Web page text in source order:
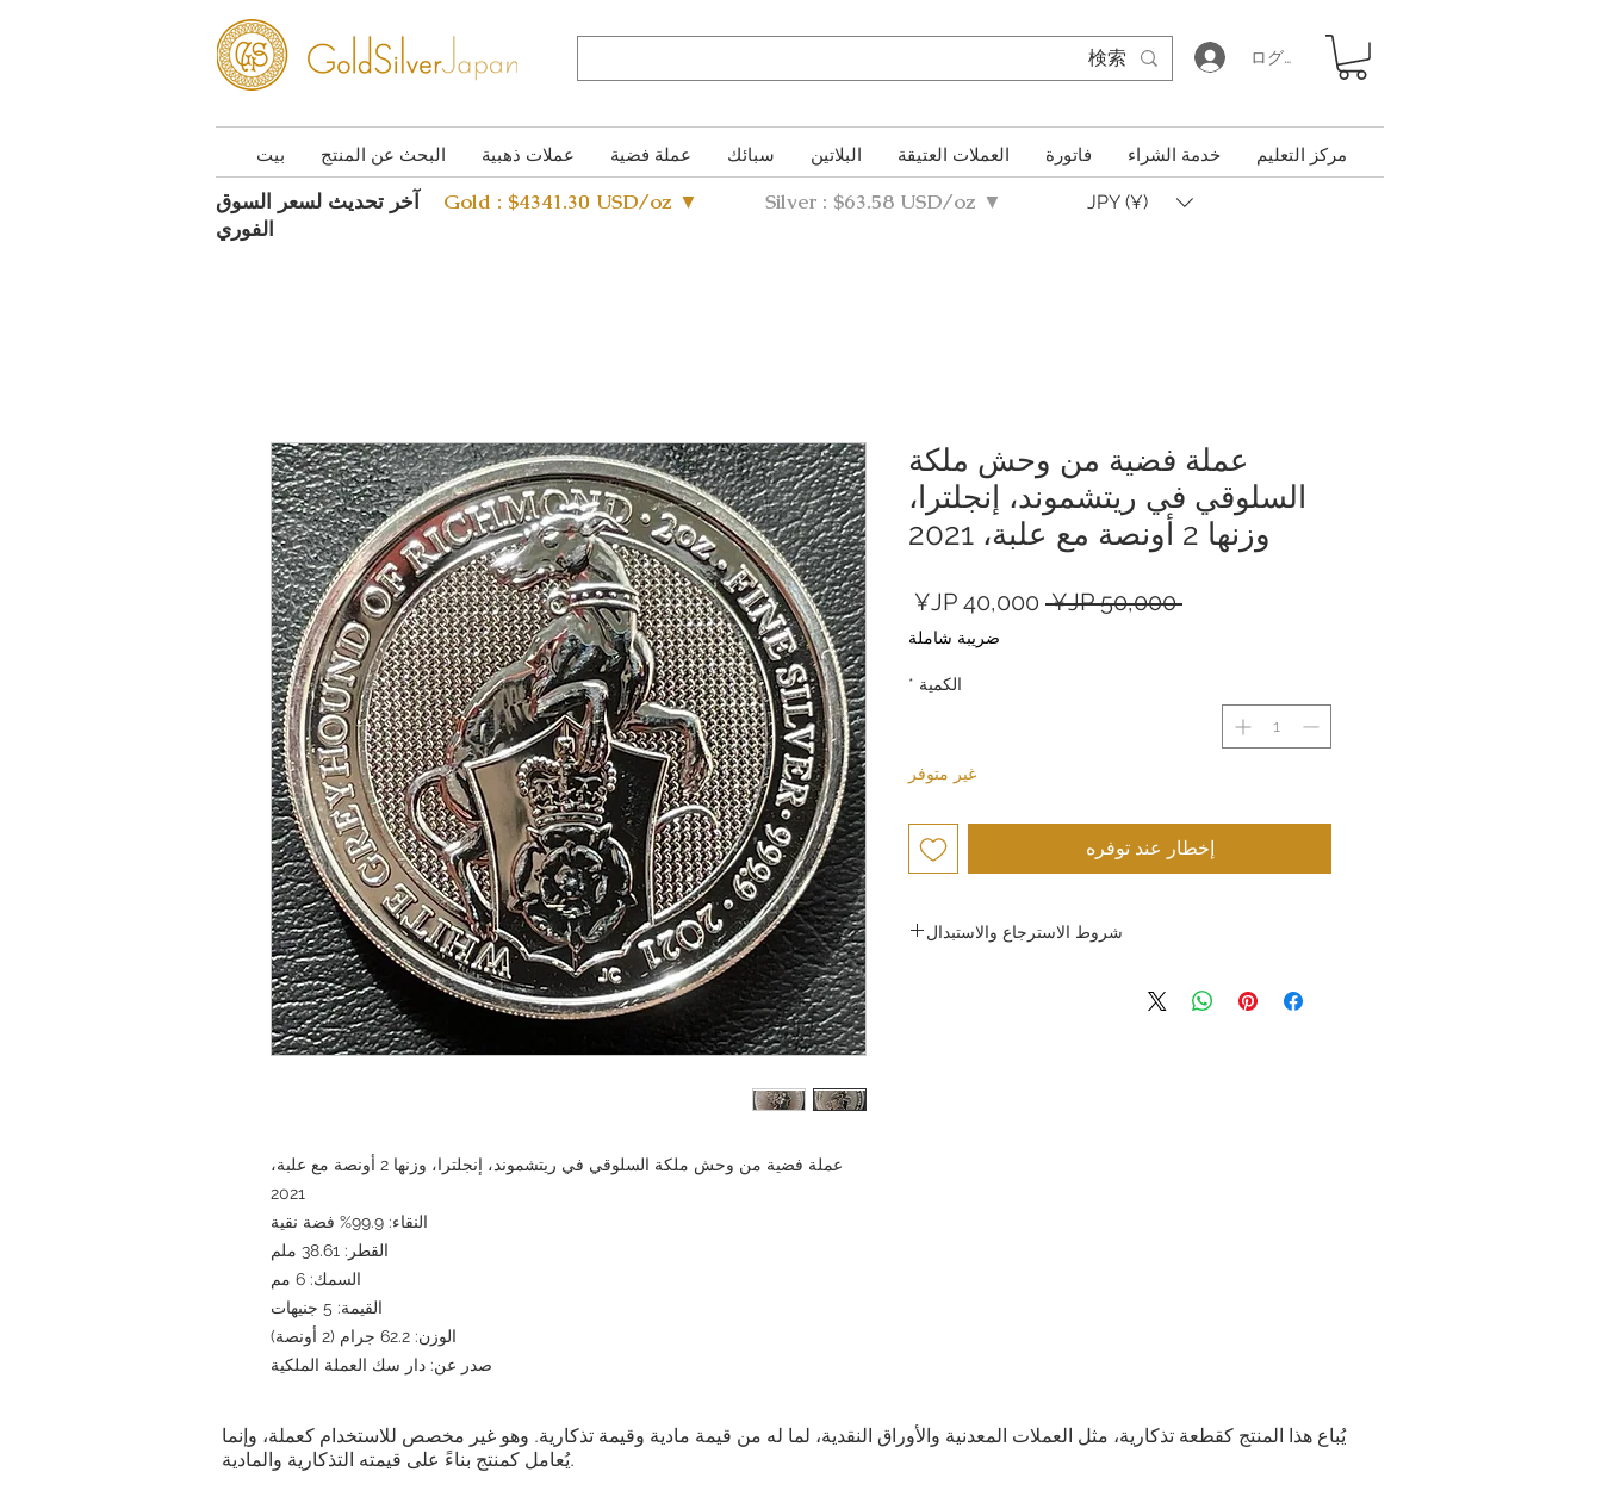
ログイン
بيت البحث عن المنتج عملات ذهبية عملة فضية سبائك البلاتين العملات العتيقة فاتورة خدمة الشراء مركز التعليم
آخر تحديث لسعر السوق
الفوري
Gold : $4341.30 USD/oz ▼ Silver : $63.58 USD/oz ▼ JPY (¥)
عملة فضية من وحش ملكة السلوقي في ريتشموند، إنجلترا، وزنها 2 أونصة مع علبة،
2021
النقاء: 99.9% فضة نقية
القطر: 38.61 ملم
السمك: 6 مم
القيمة: 5 جنيهات
الوزن: 62.2 جرام (2 أونصة)
صدر عن: دار سك العملة الملكية
عملة فضية من وحش ملكة
السلوقي في ريتشموند، إنجلترا،
وزنها 2 أونصة مع علبة، 2021
‏50,000 JP¥
سعر
البيعضريبة شاملة
الكمية *
غير متوفر
إخطار عند توفره
شروط الاسترجاع والاستبدال
المحدودة جاهدةً لتقديم منتجات وخدمات عالية الجودة وضمان رضا
يُباع هذا المنتج كقطعة تذكارية، مثل العملات المعدنية والأوراق النقدية، لما له من قيمة مادية وقيمة تذكارية. وهو غير مخصص للاستخدام كعملة، وإنما
يُعامل كمنتج بناءً على قيمته التذكارية والمادية.